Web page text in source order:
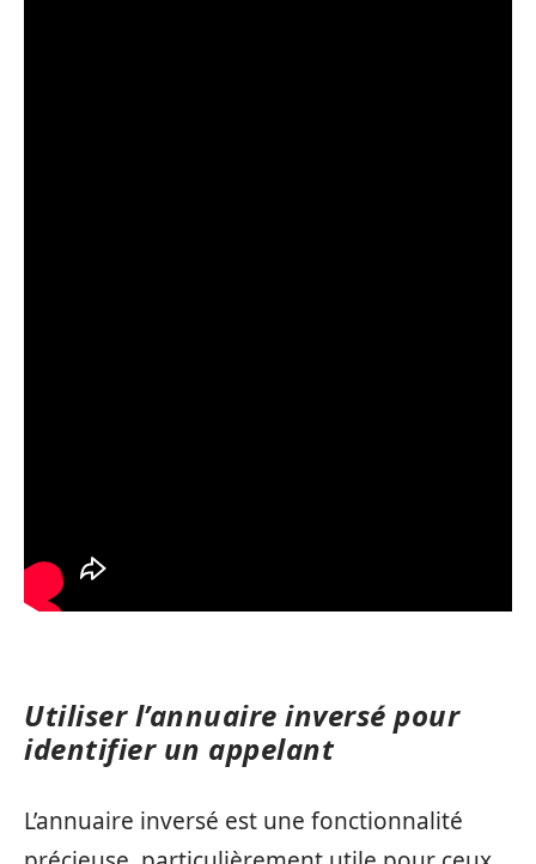
Utiliser l’annuaire inversé pour
identifier un appelant
L’annuaire inversé est une fonctionnalité